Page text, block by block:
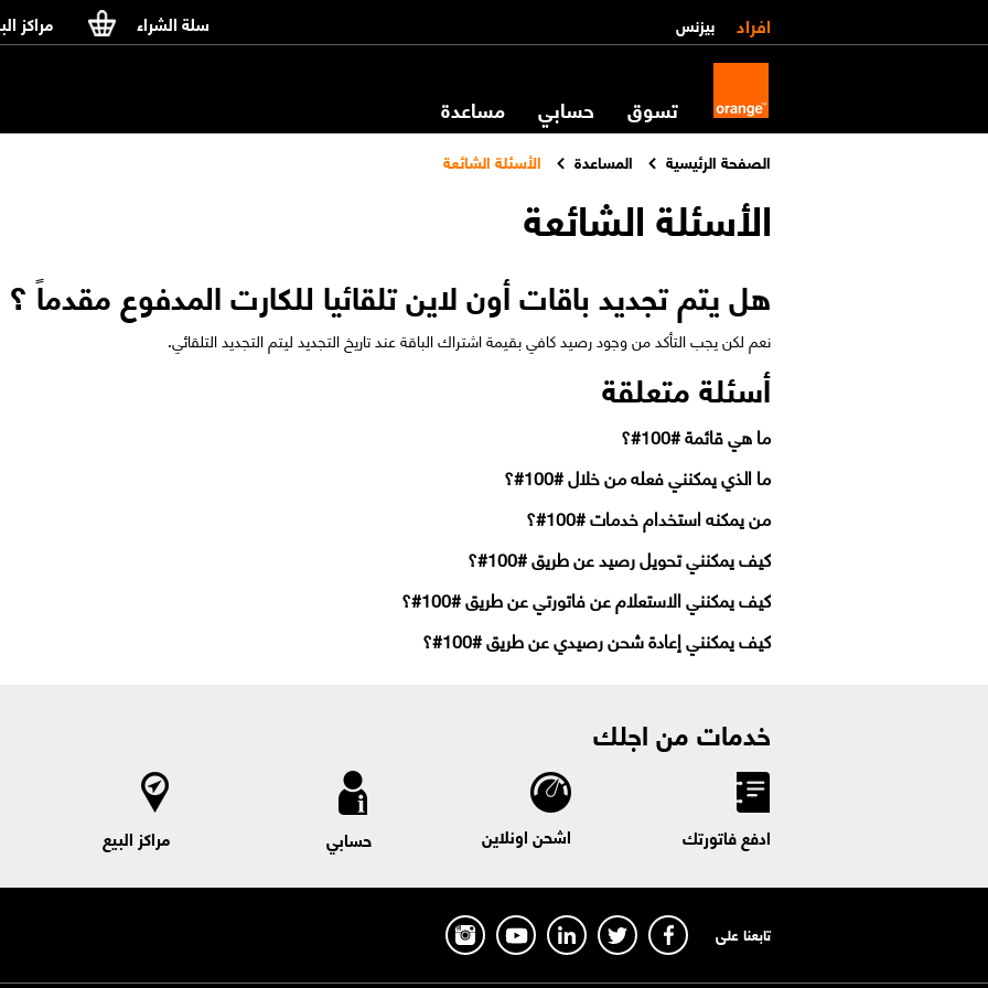
افراد بيزنس سلة الشراء مراكز
تسوق حسابي مساعدة
الصفحة الرئيسية المساعدة الأسئلة الشائعة
الأسئلة الشائعة
هل يتم تجديد باقات أون لاين تلقائيا للكارت المدفوع مقدماً ؟
نعم لكن يجب التأكد من وجود رصيد كافي بقيمة اشتراك الباقة عند تاريخ التجديد ليتم التجديد التلقائي.​
أسئلة متعلقة
ما هي قائمة #100#؟
ما الذي يمكنني فعله من خلال #100#؟
من يمكنه استخدام خدمات #100#؟
كيف يمكنني تحويل رصيد عن طريق #100#؟
كيف يمكنني الاستعلام عن فاتورتي عن طريق #100#؟
كيف يمكنني إعادة شحن رصيدي عن طريق #100#؟
خدمات من اجلك
ادفع فاتورتك اشحن اونلاين حسابي مراكز البيع
تابعنا على